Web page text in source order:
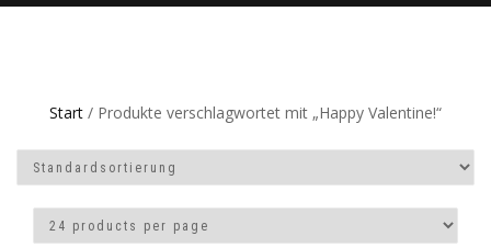
Start / Produkte verschlagwortet mit „Happy Valentine!“